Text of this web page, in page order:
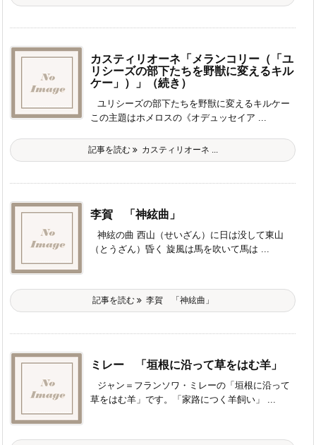
カスティリオーネ「メランコリー（「ユ
リシーズの部下たちを野獣に変えるキル
ケー」）」（続き）
ユリシーズの部下たちを野獣に変えるキルケー
この主題はホメロスの《オデュッセイア ...
記事を読む カスティリオーネ ...
李賀 「神絃曲」
神絃の曲 西山（せいざん）に日は没して東山
（とうざん）昏く 旋風は馬を吹いて馬は ...
記事を読む 李賀 「神絃曲」
ミレー 「垣根に沿って草をはむ羊」
ジャン＝フランソワ・ミレーの「垣根に沿って
草をはむ羊」です。「家路につく羊飼い」 ...